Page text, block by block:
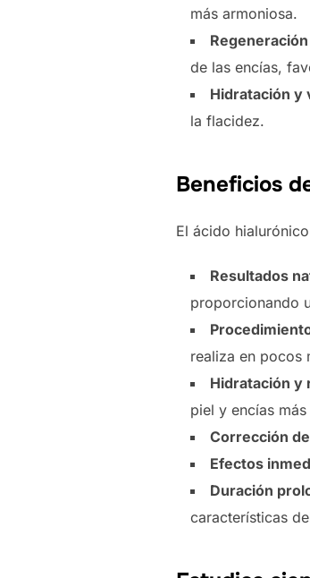
más armoniosa.
de las encías,
Hidratación y
la flacidez.
Beneficios
El ácido
Resultados
proporcionando
realiza en pocos
Hidratación y
piel y encías
Corrección
Efectos
Duración
características